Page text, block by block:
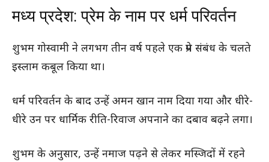
मध्य प्रदेश: प्रेम के नाम पर धर्म परिवर्तन
शुभम गोस्वामी ने लगभग तीन वर्ष पहले एक प्रेम संबंध के चलते
इस्लाम कबूल किया था।
धर्म परिवर्तन के बाद उन्हें अमन खान नाम दिया गया और धीरे-
धीरे उन पर धार्मिक रीति-रिवाज अपनाने का दबाव बढ़ने लगा।
शुभम के अनुसार, उन्हें नमाज पढ़ने से लेकर मस्जिदों में रहने